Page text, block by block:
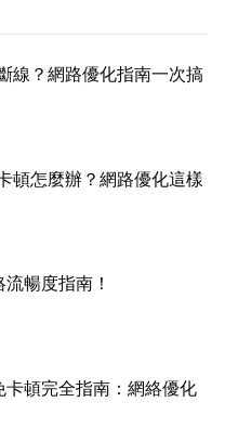
線？網路優化指南一次搞
頓怎麼辦？網路優化這樣
暢度指南！
頓完全指南：網絡優化